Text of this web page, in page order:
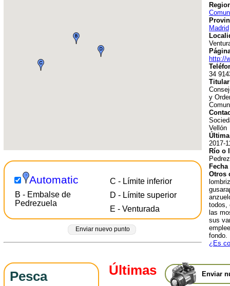
Automatic
B - Embalse de
Pedrezuela
C - Límite inferior
D - Límite superior
E - Venturada
Enviar nuevo punto
Madrid
http://
34
y
Vellón
2017-
Río o
Fecha
Otros
todos,
las
sus
fondo.
¿Es
Pesca Enviar
Últimas